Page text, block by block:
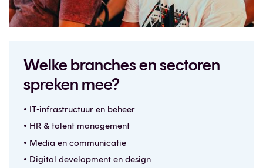
Welke branches en sectoren
spreken mee?
• IT-infrastructuur en beheer
• HR & talent management
• Media en communicatie
• Digital development en design